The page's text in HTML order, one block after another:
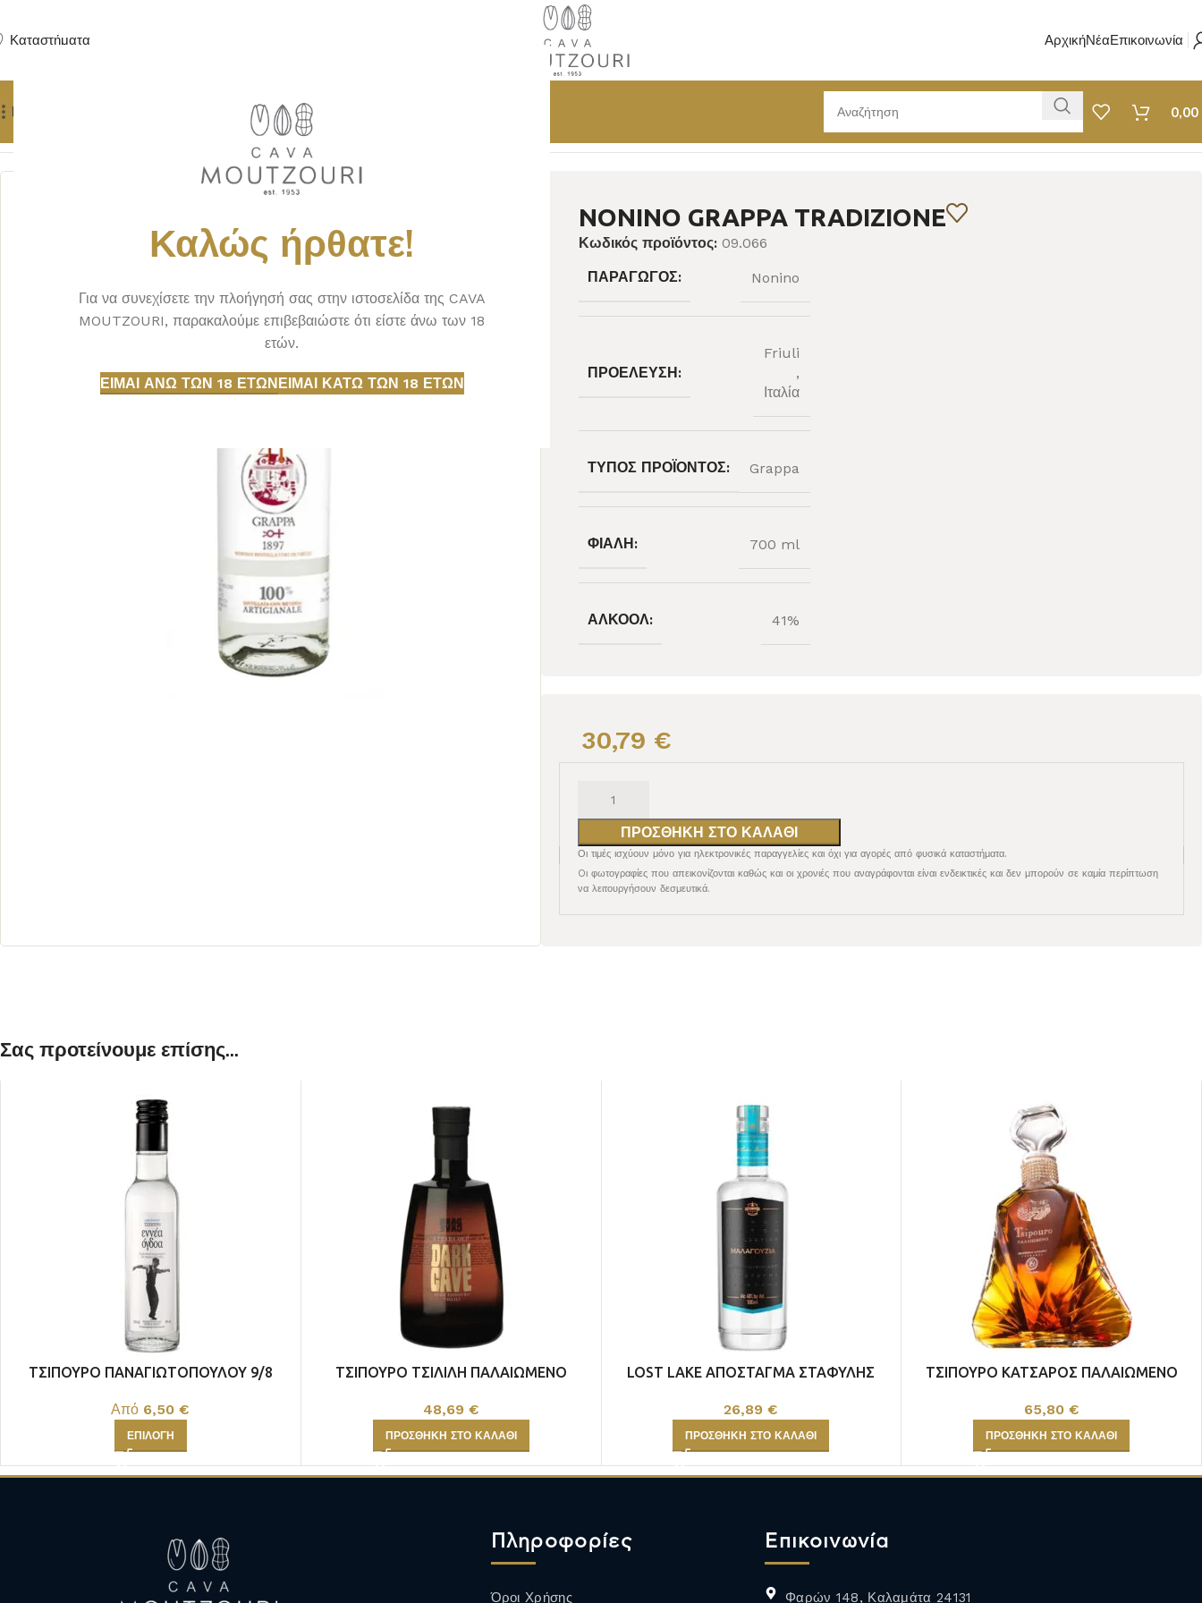
Καλώς ήρθατε!
Για να συνεχίσετε την πλοήγησή σας στην ιστοσελίδα της CAVA
MOUTZOURI, παρακαλούμε επιβεβαιώστε ότι είστε άνω των 18
ετών.
ΕΊΜΑΙ ΆΝΩ ΤΩΝ 18 ΕΤΏΝ ΕΊΜΑΙ ΚΆΤΩ ΤΩΝ 18 ΕΤΏΝ
Καταστήματα ΑρχικήΝέαΕπικοινωνία
Προϊόντα
ULTRA PREMIUM ΑΦΡΩΔΗ
ΟΙΝΟΣ
Περισσότερα
Yachting Services
0,00
GRAPPA NONINO GRAPPA TRADIZIONE
NONINO GRAPPA TRADIZIONE
Κωδικός προϊόντος: 09.066
ΠΑΡΑΓΩΓΌΣ:
Nonino
ΠΡΟΈΛΕΥΣΗ:
Friuli
,
Ιταλία
ΤΎΠΟΣ ΠΡΟΪΌΝΤΟΣ: Grappa
ΦΙΆΛΗ: 700 ml
ΑΛΚΟΌΛ: 41%
30,79 €
ΠΡΟΣΘΉΚΗ ΣΤΟ ΚΑΛΆΘΙ
Οι τιμές ισχύουν μόνο για ηλεκτρονικές παραγγελίες και όχι για αγορές από φυσικά καταστήματα.
Oι φωτογραφίες που απεικονίζονται καθώς και οι χρονιές που αναγράφονται είναι ενδεικτικές και δεν μπορούν σε καμία περίπτωση
να λειτουργήσουν δεσμευτικά.
Σας προτείνουμε επίσης...
ΤΣΙΠΟΥΡΟ ΠΑΝΑΓΙΩΤΟΠΟΥΛΟΥ 9/8
Από 6,50€
ΕΠΙΛΟΓΉ
ΤΣΙΠΟΥΡΟ ΤΣΙΛΙΛΗ ΠΑΛΑΙΩΜΕΝΟ
48,69 €
ΠΡΟΣΘΉΚΗ ΣΤΟ ΚΑΛΆΘΙ
LOST LAKE ΑΠΟΣΤΑΓΜΑ ΣΤΑΦΥΛΗΣ
26,89€
ΠΡΟΣΘΉΚΗ ΣΤΟ ΚΑΛΆΘΙ
ΤΣΙΠΟΥΡΟ ΚΑΤΣΑΡΟΣ ΠΑΛΑΙΩΜΕΝΟ
65,80 €
ΠΡΟΣΘΉΚΗ ΣΤΟ ΚΑΛΆΘΙ
Πληροφορίες
Όροι Χρήσης
Επικοινωνία
Φαρών 148, Καλαμάτα 24131